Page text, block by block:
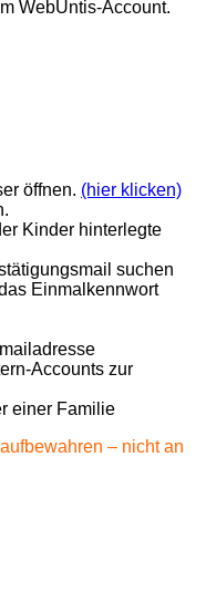
WebUntis-Account.
öffnen. (hier klicken)
Kinder hinterlegte
suchen
Einmalkennwort
Accounts zur
einer Familie
– nicht an